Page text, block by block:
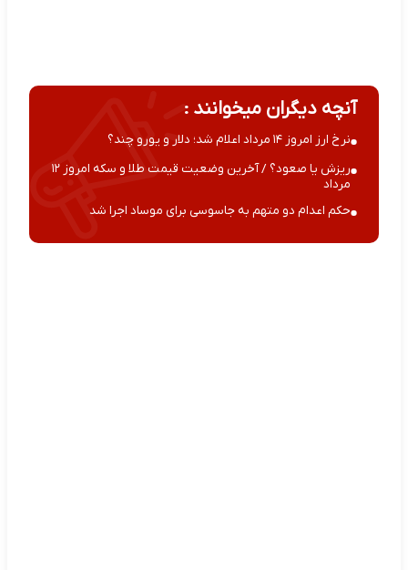
آنچه دیگران میخوانند :
نرخ ارز امروز ۱۴ مرداد اعلام شد؛ دلار و یورو چند؟
ریزش یا صعود؟ / آخرین وضعیت قیمت طلا و سکه امروز ۱۲
مرداد
حکم اعدام دو متهم به جاسوسی برای موساد اجرا شد